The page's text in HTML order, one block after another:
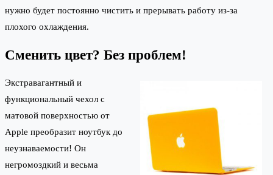
нужно будет постоянно чистить и прерывать работу из-за
плохого охлаждения.
Сменить цвет? Без проблем!
Экстравагантный и
функциональный чехол с
матовой поверхностью от
Apple преобразит ноутбук до
неузнаваемости! Он
негромоздкий и весьма